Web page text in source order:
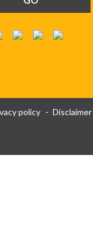
policy
Disclaimer